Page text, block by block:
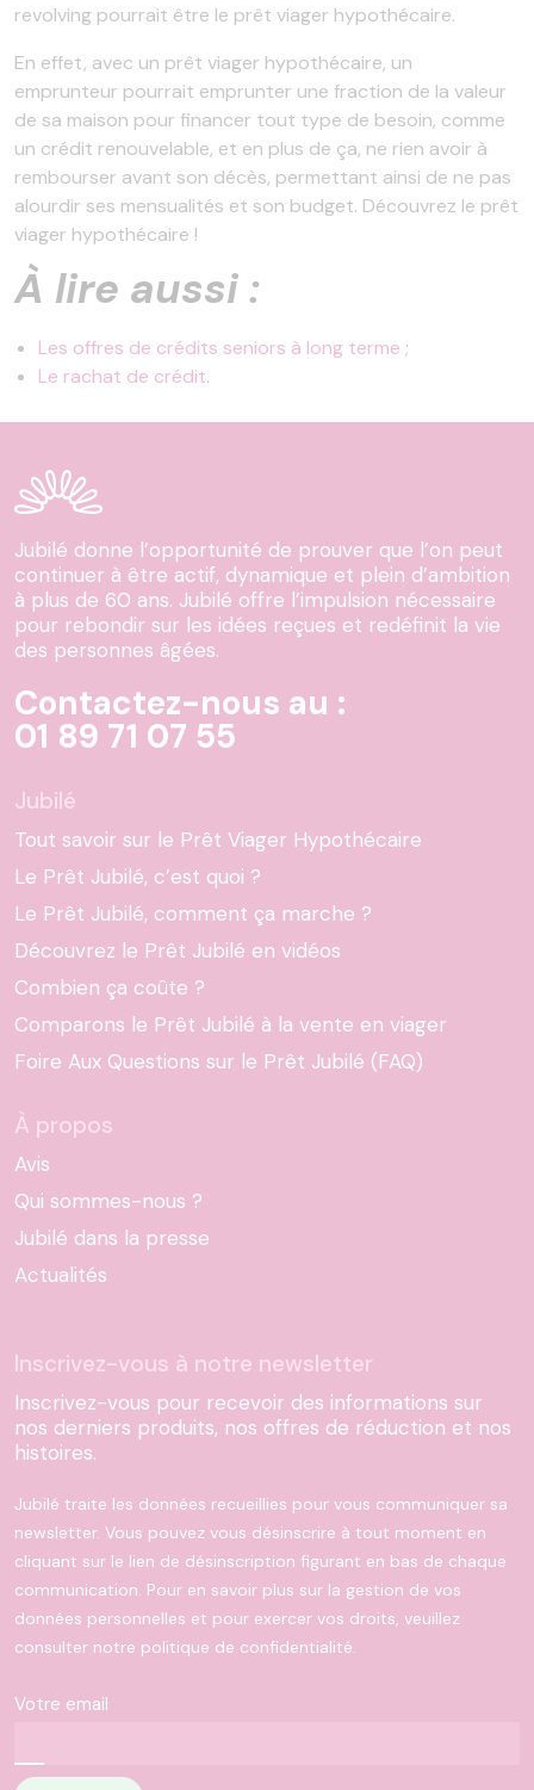
revolving pourrait être le prêt viager hypothécaire.
En effet, avec un prêt viager hypothécaire, un
emprunteur pourrait emprunter une fraction de la valeur
de sa maison pour financer tout type de besoin, comme
un crédit renouvelable, et en plus de ça, ne rien avoir à
rembourser avant son décès, permettant ainsi de ne pas
alourdir ses mensualités et son budget. Découvrez le prêt
viager hypothécaire !
À lire aussi :
Les offres de crédits seniors à long terme ;
Le rachat de crédit.
Jubilé donne l’opportunité de prouver que l’on peut
continuer à être actif, dynamique et plein d’ambition
à plus de 60 ans. Jubilé offre l’impulsion nécessaire
pour rebondir sur les idées reçues et redéfinit la vie
des personnes âgées.
Contactez-nous au :
01 89 71 07 55
Jubilé
Tout savoir sur le Prêt Viager Hypothécaire
Le Prêt Jubilé, c’est quoi ?
Le Prêt Jubilé, comment ça marche ?
Découvrez le Prêt Jubilé en vidéos
Combien ça coûte ?
Comparons le Prêt Jubilé à la vente en viager
Foire Aux Questions sur le Prêt Jubilé (FAQ)
À propos
Avis
Qui sommes-nous ?
Jubilé dans la presse
Actualités
Inscrivez-vous à notre newsletter
Inscrivez-vous pour recevoir des informations sur
nos derniers produits, nos offres de réduction et nos
histoires.
Jubilé traite les données recueillies pour vous communiquer sa
newsletter. Vous pouvez vous désinscrire à tout moment en
cliquant sur le lien de désinscription figurant en bas de chaque
communication. Pour en savoir plus sur la gestion de vos
données personnelles et pour exercer vos droits, veuillez
consulter notre politique de confidentialité.
Votre email